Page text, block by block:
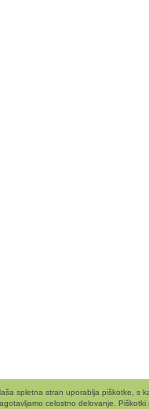
spletna stran uporablja piškotke, s
celostno delovanje.